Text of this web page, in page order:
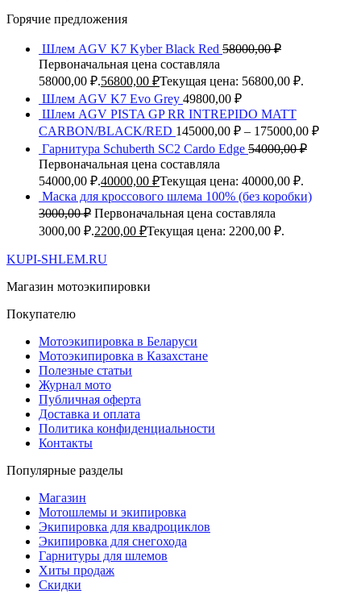
Горячие предложения
Шлем AGV K7 Kyber Black Red 58000,00₽
Первоначальная цена составляла
58000,00 ₽.56800,00 ₽Текущая цена: 56800,00 ₽.
Шлем AGV K7 Evo Grey 49800,00 ₽
Шлем AGV PISTA GP RR INTREPIDO MATT
CARBON/BLACK/RED 145000,00 ₽ – 175000,00 ₽
Гарнитура Schuberth SC2 Cardo Edge 54000,00₽
Первоначальная цена составляла
54000,00 ₽.40000,00 ₽Текущая цена: 40000,00 ₽.
Маска для кроссового шлема 100% (без коробки)
3000,00₽ Первоначальная цена составляла
3000,00 ₽.2200,00 ₽Текущая цена: 2200,00 ₽.
KUPI-SHLEM.RU
Магазин мотоэкипировки
Покупателю
Мотоэкипировка в Беларуси
Мотоэкипировка в Казахстане
Полезные статьи
Журнал мото
Публичная оферта
Доставка и оплата
Политика конфиденциальности
Контакты
Популярные разделы
Магазин
Мотошлемы и экипировка
Экипировка для квадроциклов
Экипировка для снегохода
Гарнитуры для шлемов
Хиты продаж
Скидки